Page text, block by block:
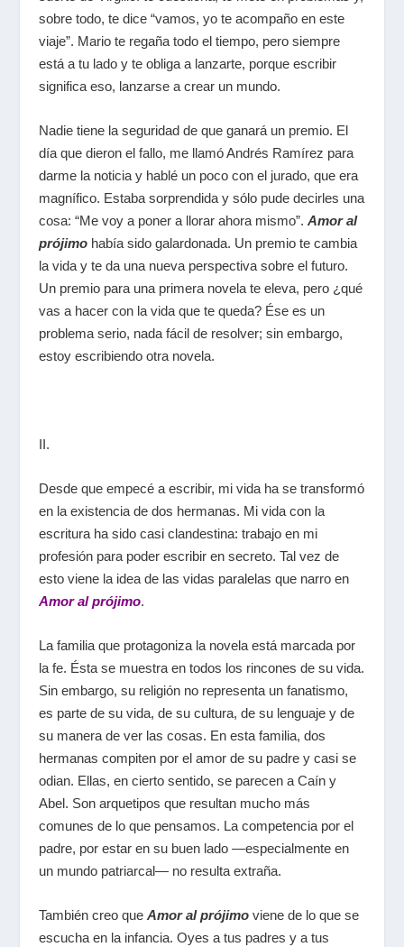
sobre todo, te dice “vamos, yo te acompaño en este
viaje”. Mario te regaña todo el tiempo, pero siempre
está a tu lado y te obliga a lanzarte, porque escribir
significa eso, lanzarse a crear un mundo.
Nadie tiene la seguridad de que ganará un premio. El
día que dieron el fallo, me llamó Andrés Ramírez para
darme la noticia y hablé un poco con el jurado, que era
magnífico. Estaba sorprendida y sólo pude decirles una
cosa: “Me voy a poner a llorar ahora mismo”. Amor al
prójimohabía sido galardonada. Un premio te cambia
la vida y te da una nueva perspectiva sobre el futuro.
Un premio para una primera novela te eleva, pero ¿qué
vas a hacer con la vida que te queda? Ése es un
problema serio, nada fácil de resolver; sin embargo,
estoy escribiendo otra novela.
II.
Desde que empecé a escribir, mi vida ha se transformó
en la existencia de dos hermanas. Mi vida con la
escritura ha sido casi clandestina: trabajo en mi
profesión para poder escribir en secreto. Tal vez de
esto viene la idea de las vidas paralelas que narro en
Amor al prójimo.
La familia que protagoniza la novela está marcada por
la fe. Ésta se muestra en todos los rincones de su vida.
Sin embargo, su religión no representa un fanatismo,
es parte de su vida, de su cultura, de su lenguaje y de
su manera de ver las cosas. En esta familia, dos
hermanas compiten por el amor de su padre y casi se
odian. Ellas, en cierto sentido, se parecen a Caín y
Abel. Son arquetipos que resultan mucho más
comunes de lo que pensamos. La competencia por el
padre, por estar en su buen lado —especialmente en
un mundo patriarcal— no resulta extraña.
También creo que Amor al prójimoviene de lo que se
escucha en la infancia. Oyes a tus padres y a tus